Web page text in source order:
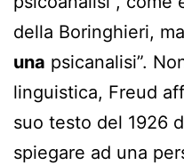
della Boringhieri,
una psicanalisi”.
linguistica, Freud
suo testo del 1926
spiegare ad una